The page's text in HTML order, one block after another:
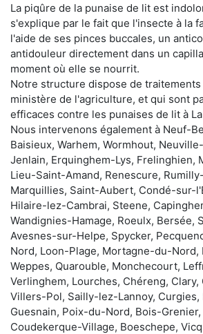
La piqûre de la punaise de lit est
s'explique par le fait que l'insecte à la
l'aide de ses pinces buccales, un
antidouleur directement dans un
moment où elle se nourrit.
Notre structure dispose de
ministère de l'agriculture, et qui sont
efficaces contre les punaises de lit à
Nous intervenons également à Neuf-
Baisieux, Warhem, Wormhout,
Jenlain, Erquinghem-Lys, Frelinghien,
Lieu-Saint-Amand, Renescure,
Marquillies, Saint-Aubert, Condé-sur-
Hilaire-lez-Cambrai, Steene,
Wandignies-Hamage, Roeulx, Bersée,
Avesnes-sur-Helpe, Spycker,
Nord, Loon-Plage, Mortagne-du-
Weppes, Quarouble, Monchecourt,
Verlinghem, Lourches, Chéreng, Clary,
Villers-Pol, Sailly-lez-Lannoy, Curgies,
Guesnain, Poix-du-Nord, Bois-
Coudekerque-Village, Boeschepe,